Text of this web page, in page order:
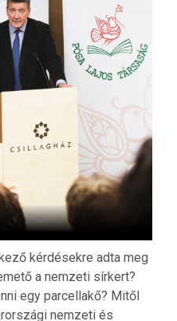
kérdésekre adta meg
a nemzeti sírkert?
egy parcellakő? Mitől
nemzeti és